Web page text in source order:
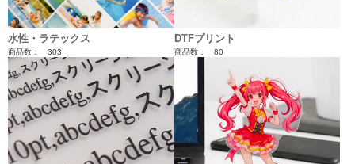
水性・ラテックス
商品数： 303
DTFプリント
商品数： 80